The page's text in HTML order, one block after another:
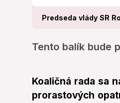
Predseda vlády SR
Tento balík bude
Koaličná rada sa
prorastových